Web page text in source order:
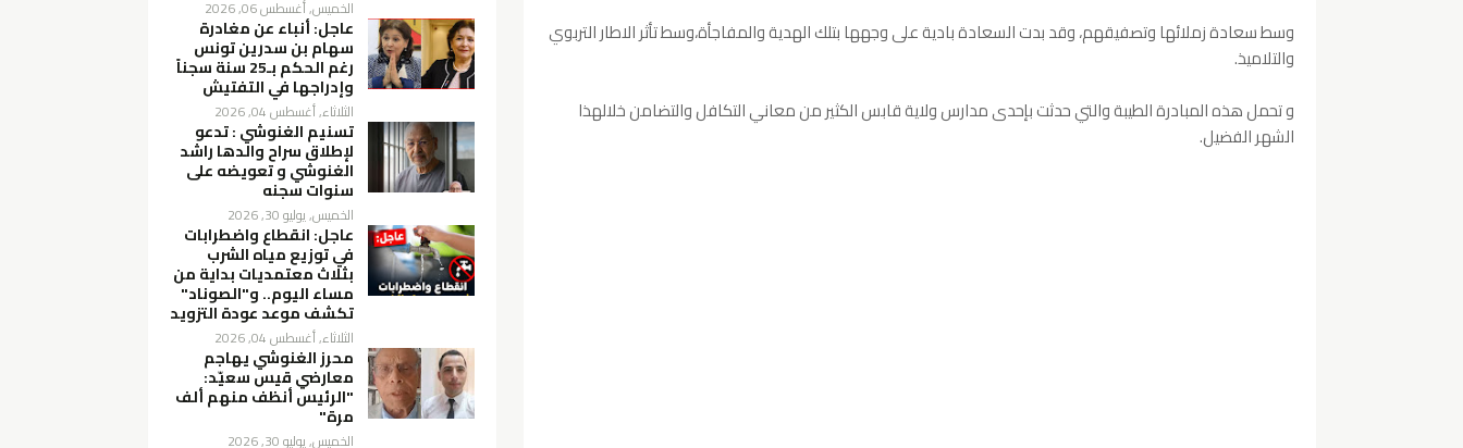
وسط سعادة زملائها وتصفيقهم، وقد بدت السعادة بادية على وجهها بتلك الهدية والمفاجأة،وسط تأثر الاطار التربوي
والتلاميذ.
و تحمل هذه المبادرة الطيبة والتي حدثت بإحدى مدارس ولاية قابس الكثير من معاني التكافل والتضامن خلالهذا
الشهر الفضيل.
الخميس, أغسطس 06, 2026
عاجل: أنباء عن مغادرة
سهام بن سدرين تونس
رغم الحكم بـ25 سنة سجناً
وإدراجها في التفتيش
الثلاثاء, أغسطس 04, 2026
تسنيم الغنوشي : تدعو
لإطلاق سراح والدها راشد
الغنوشي و تعويضه على
سنوات سجنه
الخميس, يوليو 30, 2026
عاجل: انقطاع واضطرابات
في توزيع مياه الشرب
بثلاث معتمديات بداية من
مساء اليوم.. و"الصوناد"
تكشف موعد عودة التزويد
الثلاثاء, أغسطس 04, 2026
محرز الغنوشي يهاجم
معارضي قيس سعيّد:
"الرئيس أنظف منهم ألف
مرة"
الخميس, يوليو 30, 2026